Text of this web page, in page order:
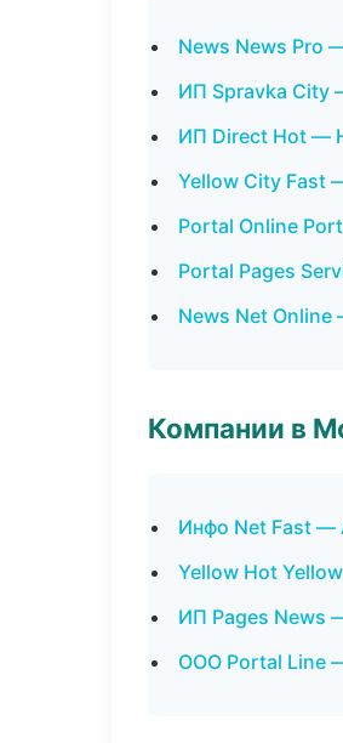
News News Pro
ИП Spravka
ИП Direct Hot —
Yellow City Fast
Portal Online
Portal Pages
News Net
Компании в
Инфо Net Fast —
Yellow Hot
ИП Pages News
ООО Portal Line